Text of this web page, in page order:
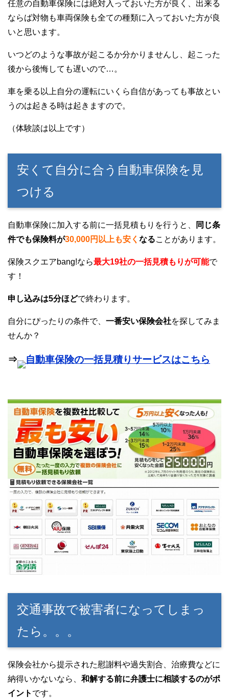
任意の自動車保険には絶対入っておいた方が良く、出来る
ならば対物も車両保険も全ての種類に入っておいた方が良
いと思います。
いつどのような事故が起こるか分かりませんし、起こった
後から後悔しても遅いので…。
車を乗る以上自分の運転にいくら自信があっても事故とい
うのは起きる時は起きますので。
（体験談は以上です）
安くて自分に合う自動車保険を見
つける
自動車保険に加入する前に一括見積もりを行うと、
同じ条
件でも保険料が30,000円以上も安く なることがあります。
保険スクエアbang!なら最大19社の一括見積もりが可能で
す！
申し込みは5分ほどで終わります。
自分にぴったりの条件で、 一番安い保険会社を探してみま
せんか？
⇒ 自動車保険の一括見積りサービスはこちら
交通事故で被害者になってしまっ
たら。。。
保険会社から提示された慰謝料や過失割合、治療費などに
納得いかないなら、 和解する前に弁護士に相談するのがポ
イント です。